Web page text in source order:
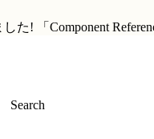
した! 「Component